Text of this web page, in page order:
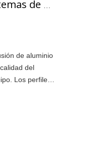
de aluminio
del
Los perfiles